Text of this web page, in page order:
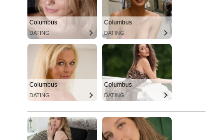
Columbus
DATING
Columbus
DATING
Columbus
DATING
Columbus
DATING